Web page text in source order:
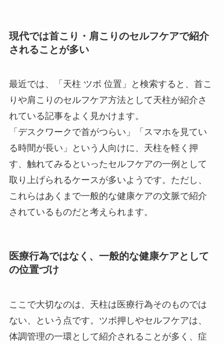
現代では首こり・肩こりのセルフケアで紹介
されることが多い
最近では、「天柱 ツボ 位置」と検索すると、首こ
りや肩こりのセルフケア方法として天柱が紹介さ
れている記事をよく見かけます。
「デスクワークで首がつらい」「スマホを見てい
る時間が長い」という人向けに、天柱を軽く押
す、触れてみるといったセルフケアの一例として
取り上げられるケースが多いようです。ただし、
これらはあくまで一般的な健康ケアの文脈で紹介
されているものだと考えられます。
医療行為ではなく、一般的な健康ケアとして
の位置づけ
ここで大切なのは、天柱は医療行為そのものでは
ない、という点です。ツボ押しやセルフケアは、
体調管理の一環として紹介されることが多く、症